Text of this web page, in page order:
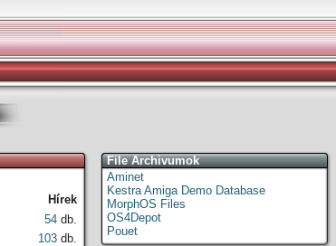
Hírek
54 db.
103 db.
File Archivumok
Aminet
Kestra Amiga Demo Database
MorphOS Files
OS4Depot
Pouet